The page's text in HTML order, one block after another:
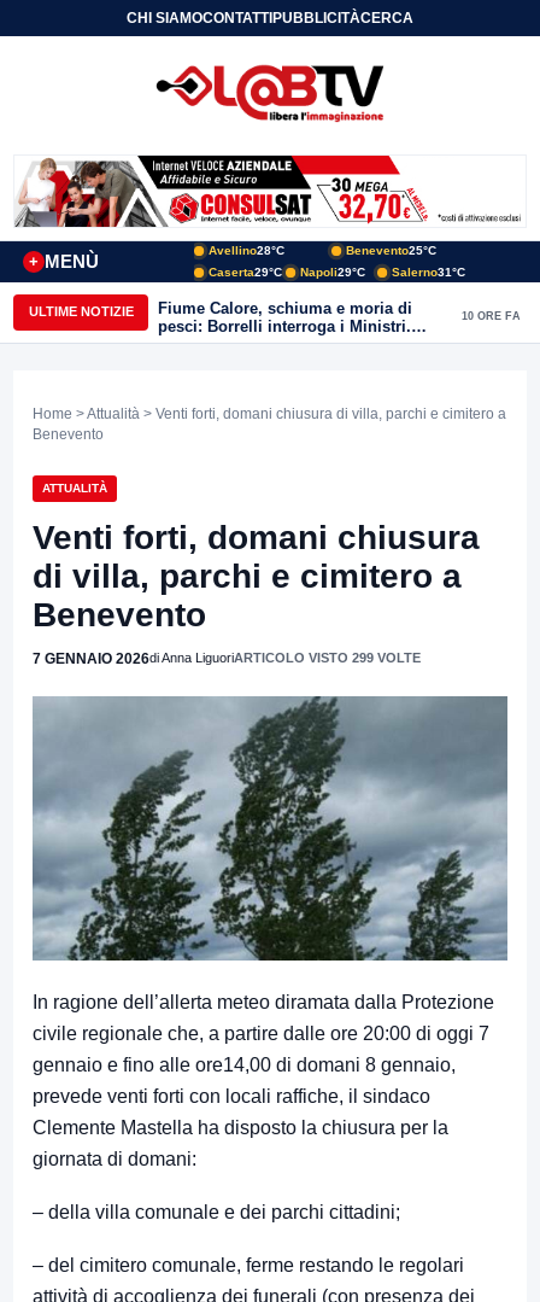
CHI SIAMOCONTATTIPUBBLICITÀCERCA
MENÙ
+
Avellino28°C Benevento25°C
Caserta29°C Napoli29°C Salerno31°C
ULTIME NOTIZIE
Fiume Calore, schiuma e moria di
pesci: Borrelli interroga i Ministri.
“Benevento paga l’assenza del
10 ORE FA
Home >Attualità > Venti forti, domani chiusura di villa, parchi e cimitero a
Benevento
ATTUALITÀ
Venti forti, domani chiusura
di villa, parchi e cimitero a
Benevento
7 GENNAIO 2026di Anna LiguoriARTICOLO VISTO 299 VOLTE
In ragione dell’allerta meteo diramata dalla Protezione
civile regionale che, a partire dalle ore 20:00 di oggi 7
gennaio e fino alle ore14,00 di domani 8 gennaio,
prevede venti forti con locali raffiche, il sindaco
Clemente Mastella ha disposto la chiusura per la
giornata di domani:
– della villa comunale e dei parchi cittadini;
– del cimitero comunale, ferme restando le regolari
attività di accoglienza dei funerali (con presenza dei